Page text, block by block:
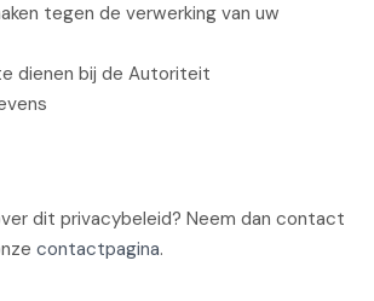
tegen de verwerking van uw
dienen bij de Autoriteit
dit privacybeleid? Neem dan contact
contactpagina.